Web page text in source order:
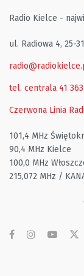
Radio Kielce -
ul. Radiowa 4, 25-
tel. centrala 41
Czerwona Linia
101,4 MHz
90,4 MHz Kielce
100,0 MHz
215,072 MHz /